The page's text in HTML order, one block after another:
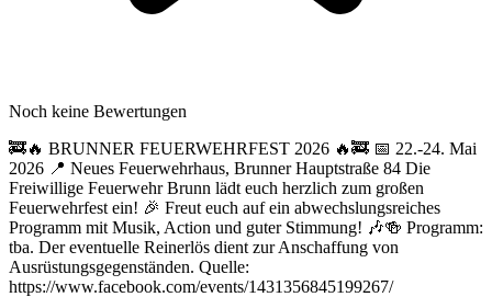
Noch keine Bewertungen
🚒🔥 BRUNNER FEUERWEHRFEST 2026 🔥🚒 📅 22.-24. Mai
2026 📍 Neues Feuerwehrhaus, Brunner Hauptstraße 84 Die
Freiwillige Feuerwehr Brunn lädt euch herzlich zum großen
Feuerwehrfest ein! 🎉 Freut euch auf ein abwechslungsreiches
Programm mit Musik, Action und guter Stimmung! 🎶🍻 Programm:
tba. Der eventuelle Reinerlös dient zur Anschaffung von
Ausrüstungsgegenständen. Quelle:
https://www.facebook.com/events/1431356845199267/